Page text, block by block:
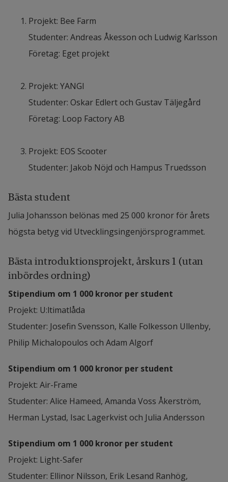
Projekt: Bee Farm
Studenter: Andreas Åkesson och Ludwig Karlsson
Företag: Eget projekt
Projekt: YANGI
Studenter: Oskar Edlert och Gustav Täljegård
Företag: Loop Factory AB
Projekt: EOS Scooter
Studenter: Jakob Nöjd och Hampus Truedsson
Bästa student
Julia Johansson belönas med 25 000 kronor för årets
högsta betyg vid Utvecklingsingenjörsprogrammet.
Bästa introduktionsprojekt, årskurs 1 (utan
inbördes ordning)
Stipendium om 1 000 kronor per student
Projekt: U:ltimatlåda
Studenter: Josefin Svensson, Kalle Folkesson Ullenby,
Philip Michalopoulos och Adam Algorf
Stipendium om 1 000 kronor per student
Projekt: Air-Frame
Studenter: Alice Hameed, Amanda Voss Åkerström,
Herman Lystad, Isac Lagerkvist och Julia Andersson
Stipendium om 1 000 kronor per student
Projekt: Light-Safer
Studenter: Ellinor Nilsson, Erik Lesand Ranhög,